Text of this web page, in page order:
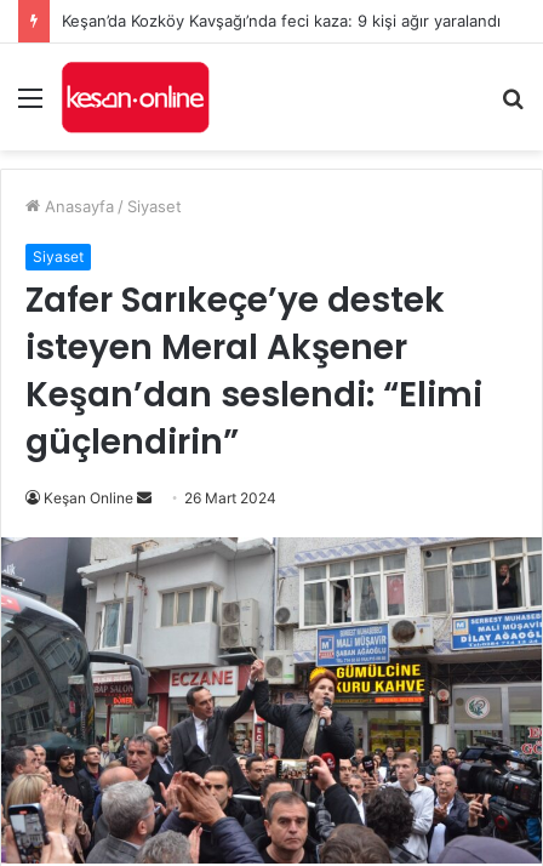
Keşan’da Kozköy Kavşağı’nda feci kaza: 9 kişi ağır yaralandı
Menü
...
Anasayfa / Siyaset
Siyaset
Zafer Sarıkeçe’ye destek
isteyen Meral Akşener
Keşan’dan seslendi: “Elimi
güçlendirin”
Keşan Online
Bir
posta
göndermek
26 Mart 2024